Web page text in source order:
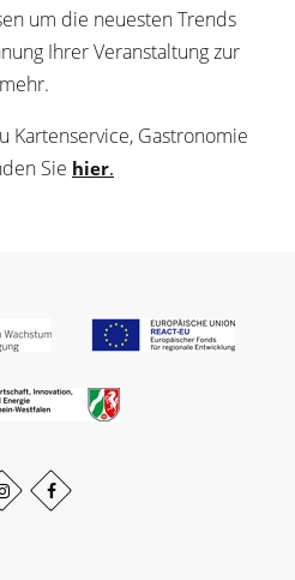
um die neuesten Trends
Ihrer Veranstaltung zur
Kartenservice, Gastronomie
Sie hier.